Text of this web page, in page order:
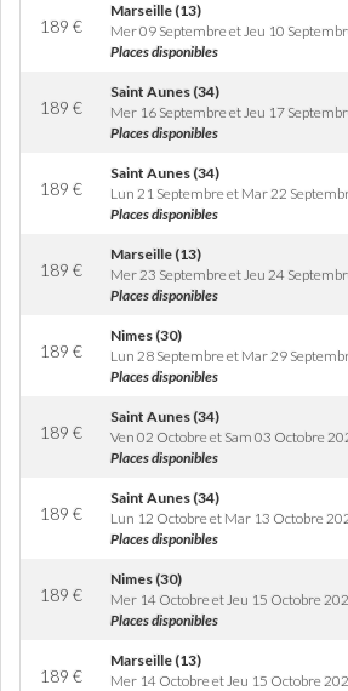
189 €
Marseille (13)
Mer 09 Septembre et Jeu 10
Places disponibles
189 €
Saint Aunes (34)
Mer 16 Septembre et Jeu 17
Places disponibles
189 €
Saint Aunes (34)
Lun 21 Septembre et Mar 22
Places disponibles
189 €
Marseille (13)
Mer 23 Septembre et Jeu 24
Places disponibles
189 €
Nimes (30)
Lun 28 Septembre et Mar 29
Places disponibles
189 €
Saint Aunes (34)
Ven 02 Octobre et Sam 03 Octobre
Places disponibles
189 €
Saint Aunes (34)
Lun 12 Octobre et Mar 13 Octobre
Places disponibles
189 €
Nimes (30)
Mer 14 Octobre et Jeu 15 Octobre
Places disponibles
189 €
Marseille (13)
Mer 14 Octobre et Jeu 15 Octobre